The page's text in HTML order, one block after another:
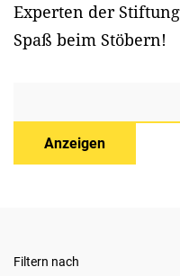
Experten der
Spaß beim Stöbern!
Anzeigen
Filtern nach